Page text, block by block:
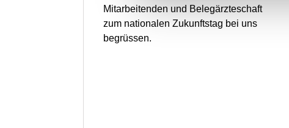
Mitarbeitenden und Belegärzteschaft
zum nationalen Zukunftstag bei uns
begrüssen.